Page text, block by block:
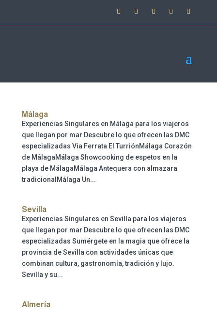
Málaga
Experiencias Singulares en Málaga para los viajeros
que llegan por mar Descubre lo que ofrecen las DMC
especializadas Via Ferrata El TurriónMálaga Corazón
de MálagaMálaga Showcooking de espetos en la
playa de MálagaMálaga Antequera con almazara
tradicionalMálaga Un...
Sevilla
Experiencias Singulares en Sevilla para los viajeros
que llegan por mar Descubre lo que ofrecen las DMC
especializadas Sumérgete en la magia que ofrece la
provincia de Sevilla con actividades únicas que
combinan cultura, gastronomía, tradición y lujo.
Sevilla y su...
Almería